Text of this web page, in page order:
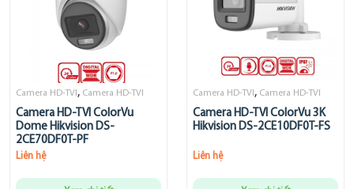
Camera HD-TVI , Camera HD-TVI
Camera HD-TVI ColorVu
Dome Hikvision DS-
2CE70DF0T-PF
Liên hệ
Camera HD-TVI , Camera HD-TVI
Camera HD-TVI ColorVu 3K
Hikvision DS-2CE10DF0T-FS
Liên hệ